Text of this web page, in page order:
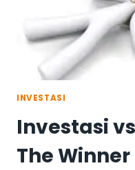
INVESTASI
Investasi
The